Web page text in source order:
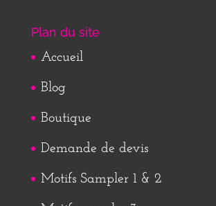
Plan du site
Accueil
Blog
Boutique
Demande de devis
Motifs Sampler 1 & 2